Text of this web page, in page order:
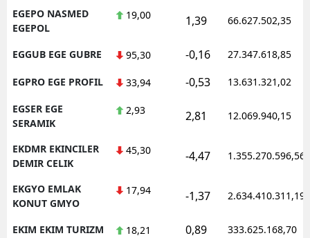
EGEPO NASMED
EGEPOL
19,00 1,39 66.627.502,35
EGGUB EGE GUBRE 95,30 -0,16 27.347.618,85
EGPRO EGE PROFIL 33,94 -0,53 13.631.321,02
EGSER EGE
SERAMIK
2,93 2,81 12.069.940,15
EKDMR EKINCILER
DEMIR CELIK
45,30 -4,47 1.355.270.596,56
EKGYO EMLAK
KONUT GMYO
17,94 -1,37 2.634.410.311,19
EKIM EKIM TURIZM 18,21 0,89 333.625.168,70